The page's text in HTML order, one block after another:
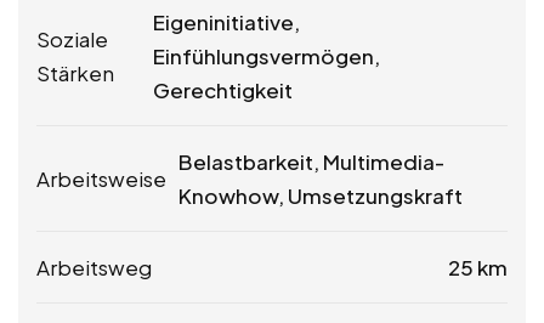
Soziale
Stärken
Eigeninitiative,
Einfühlungsvermögen,
Gerechtigkeit
Arbeitsweise
Belastbarkeit, Multimedia-
Knowhow, Umsetzungskraft
Arbeitsweg 25 km